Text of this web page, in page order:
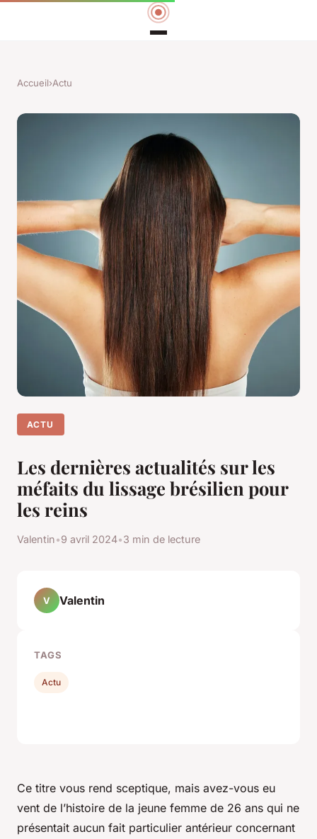
Accueil›Actu
ACTU
Les dernières actualités sur les
méfaits du lissage brésilien pour
les reins
Valentin•9 avril 2024•3 min de lecture
Ce titre vous rend sceptique, mais avez-vous eu
vent de l’histoire de la jeune femme de 26 ans qui ne
présentait aucun fait particulier antérieur concernant
V Valentin
TAGS
Actu